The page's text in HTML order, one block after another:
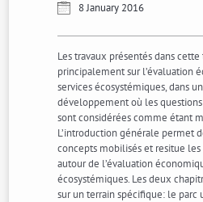
8 January 2016
Les travaux présentés dans
principalement sur l’évaluation
services écosystémiques, dans
développement où les
sont considérées comme étant
L’introduction générale permet
concepts mobilisés et resitue
autour de l’évaluation
écosystémiques. Les deux
sur un terrain spécifique: le parc